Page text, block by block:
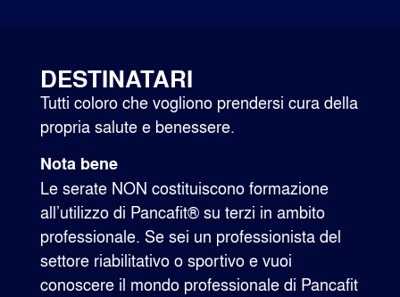
DESTINATARI
Tutti coloro che vogliono prendersi cura della
propria salute e benessere.
Nota bene
Le serate NON costituiscono formazione
all’utilizzo di Pancafit® su terzi in ambito
professionale. Se sei un professionista del
settore riabilitativo o sportivo e vuoi
conoscere il mondo professionale di Pancafit